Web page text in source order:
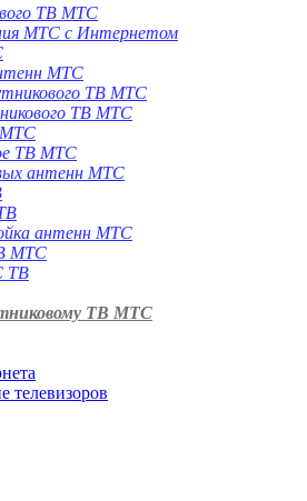
ТВ МТС
МТС с Интернетом
МТС
ТВ МТС
ТВ МТС
МТС
ТВ МТС
антенн МТС
антенн МТС
МТС
ТВ
ТВ МТС
телевизоров